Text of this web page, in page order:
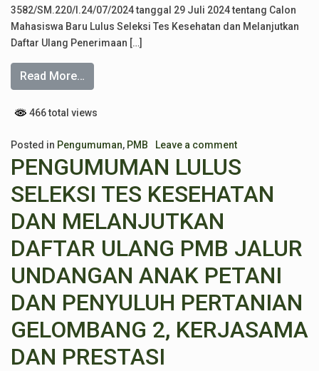
3582/SM.220/I.24/07/2024 tanggal 29 Juli 2024 tentang Calon
Mahasiswa Baru Lulus Seleksi Tes Kesehatan dan Melanjutkan
Daftar Ulang Penerimaan […]
Read More…
466 total views
Posted in Pengumuman, PMB Leave a comment
PENGUMUMAN LULUS
SELEKSI TES KESEHATAN
DAN MELANJUTKAN
DAFTAR ULANG PMB JALUR
UNDANGAN ANAK PETANI
DAN PENYULUH PERTANIAN
GELOMBANG 2, KERJASAMA
DAN PRESTASI